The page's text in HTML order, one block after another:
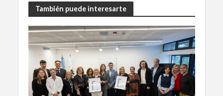
También puede interesarte